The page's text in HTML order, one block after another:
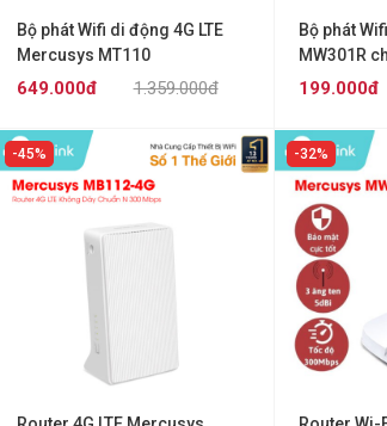
Bộ phát Wifi di động 4G LTE
Mercusys MT110
1.359.000đ
649.000đ
Bộ phát
MW301R
199.000đ
45% 32%